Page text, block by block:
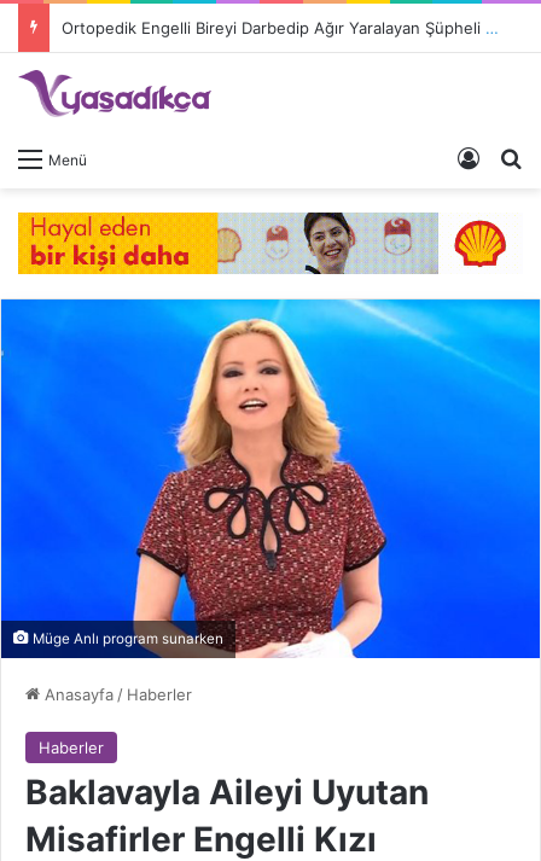
Ortopedik Engelli Bireyi Darbedip Ağır Yaralayan Şüpheli Tutuklandı
Menü Giriş
Müge Anlı program sunarken
Anasayfa / Haberler
Haberler
Baklavayla Aileyi Uyutan
Misafirler Engelli Kızı